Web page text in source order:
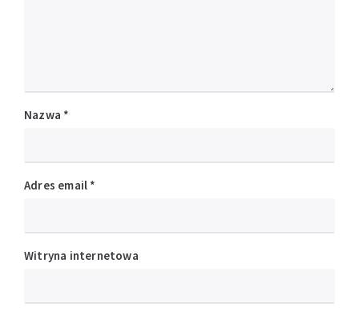
Nazwa *
Adres email *
Witryna internetowa